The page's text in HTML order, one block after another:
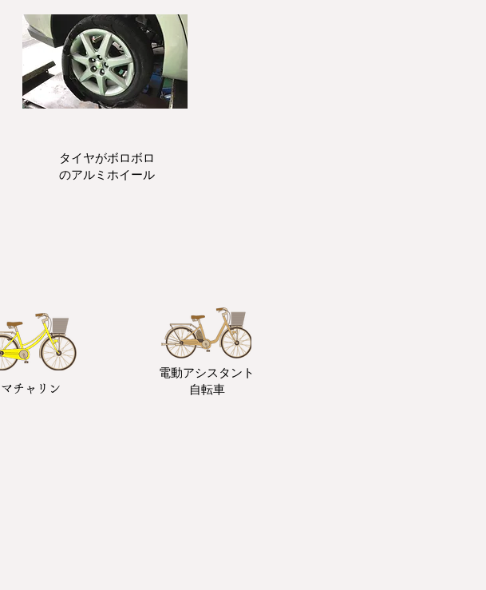
タイヤがボロボロ
のアルミホイール
チャリン
電動アシスタント
自転車